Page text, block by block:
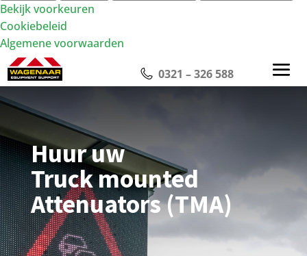
Bekijk voorkeuren
Cookiebeleid
Algemene voorwaarden
0321 – 326 588
Huur uw
Truck mounted
Attenuators (TMA)